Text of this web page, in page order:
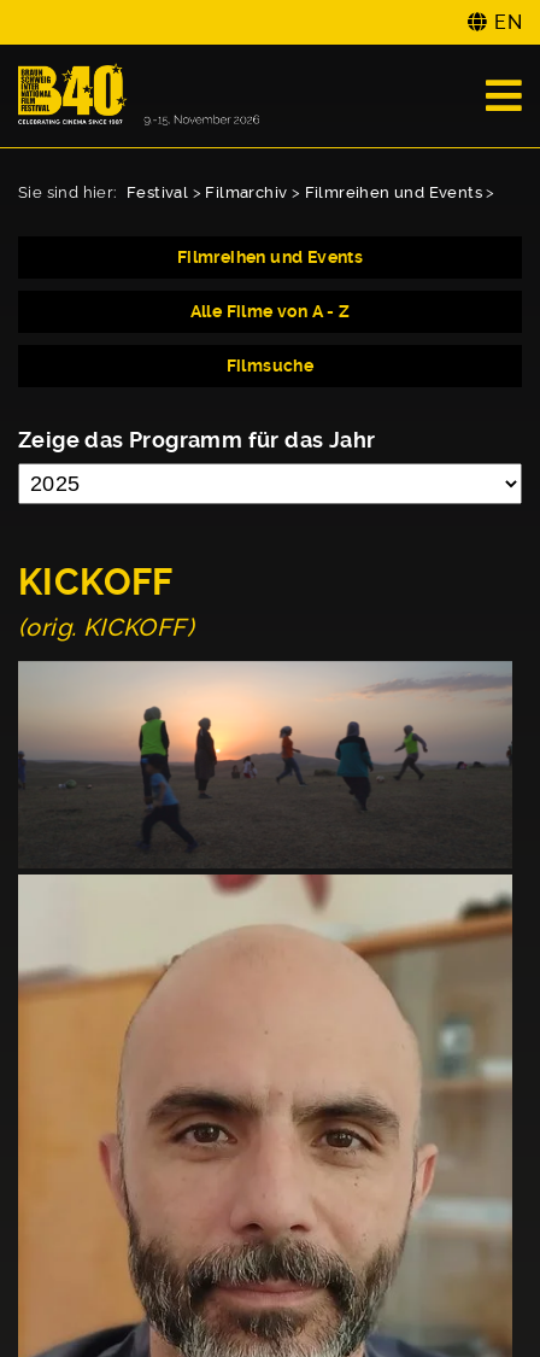
EN
Sie sind hier: Festival > Filmarchiv > Filmreihen und Events >
Filmreihen und Events
Alle Filme von A - Z
Filmsuche
Zeige das Programm für das Jahr
KICKOFF
(orig. KICKOFF)